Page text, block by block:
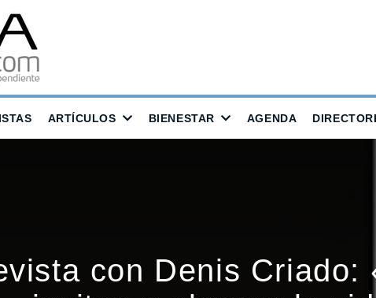
ARTÍCULOS BIENESTAR AGENDA
con Denis Criado: